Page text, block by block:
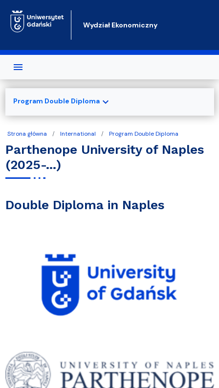
Wydział Ekonomiczny
Strona główna International Program Double Diploma
Parthenope University of Naples
(2025-...)
Double Diploma in Naples
Program Double Diplomaexpand_more